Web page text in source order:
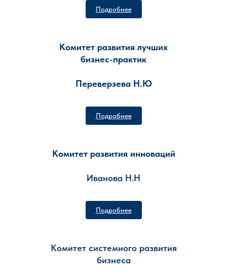
Подробнее
Комитет развития лучших
бизнес-практик
Переверзева Н.Ю
Подробнее
Комитет развития инноваций
Иванова Н.Н
Подробнее
Комитет системного развития
бизнеса